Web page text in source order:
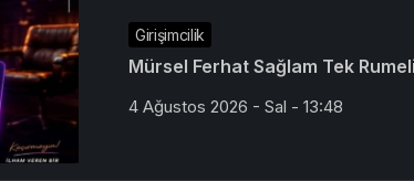
Girişimcilik
Mürsel Ferhat Sağlam Tek
4 Ağustos 2026 - Sal - 13:48